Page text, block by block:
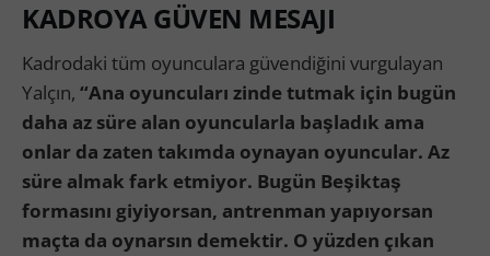
KADROYA GÜVEN MESAJI
Kadrodaki tüm oyunculara güvendiğini vurgulayan
Yalçın, “Ana oyuncuları zinde tutmak için bugün
daha az süre alan oyuncularla başladık ama
onlar da zaten takımda oynayan oyuncular. Az
süre almak fark etmiyor. Bugün Beşiktaş
formasını giyiyorsan, antrenman yapıyorsan
maçta da oynarsın demektir. O yüzden çıkan